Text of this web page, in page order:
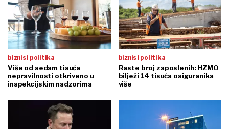
biznis i politika
Više od sedam tisuća
nepravilnosti otkriveno u
inspekcijskim nadzorima
biznis i politika
Raste broj zaposlenih: HZMO
bilježi 14 tisuća osiguranika
više